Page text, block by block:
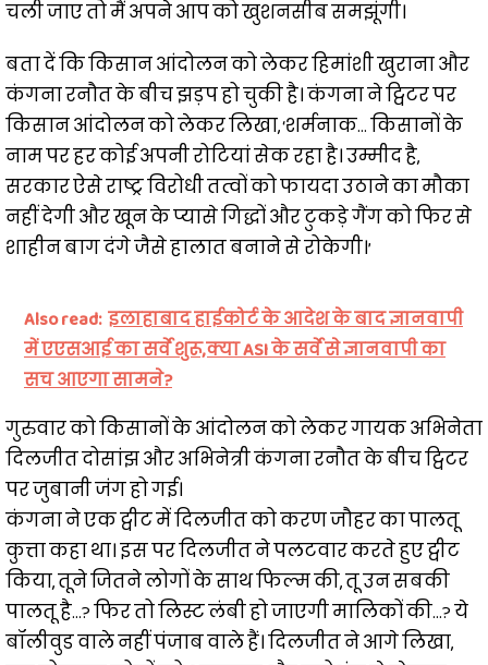
चली जाए तो मैं अपने आप को खुशनसीब समझूंगी।
बता दें कि किसान आंदोलन को लेकर हिमांशी खुराना और
कंगना रनौत के बीच झड़प हो चुकी है। कंगना ने ट्विटर पर
किसान आंदोलन को लेकर लिखा, ‘शर्मनाक… किसानों के
नाम पर हर कोई अपनी रोटियां सेक रहा है। उम्मीद है,
सरकार ऐसे राष्ट्र विरोधी तत्वों को फायदा उठाने का मौका
नहीं देगी और खून के प्यासे गिद्धों और टुकड़े गैंग को फिर से
शाहीन बाग दंगे जैसे हालात बनाने से रोकेगी।’
Also read: इलाहाबाद हाईकोर्ट के आदेश के बाद ज्ञानवापी
में एएसआई का सर्वे शुरू,क्या ASI के सर्वे से ज्ञानवापी का
सच आएगा सामने?
गुरुवार को किसानों के आंदोलन को लेकर गायक अभिनेता
दिलजीत दोसांझ और अभिनेत्री कंगना रनौत के बीच ट्विटर
पर जुबानी जंग हो गई।
कंगना ने एक ट्वीट में दिलजीत को करण जौहर का पालतू
कुत्ता कहा था। इस पर दिलजीत ने पलटवार करते हुए ट्वीट
किया, तूने जितने लोगों के साथ फिल्म की, तू उन सबकी
पालतू है…? फिर तो लिस्ट लंबी हो जाएगी मालिकों की…? ये
बॉलीवुड वाले नहीं पंजाब वाले हैं। दिलजीत ने आगे लिखा,